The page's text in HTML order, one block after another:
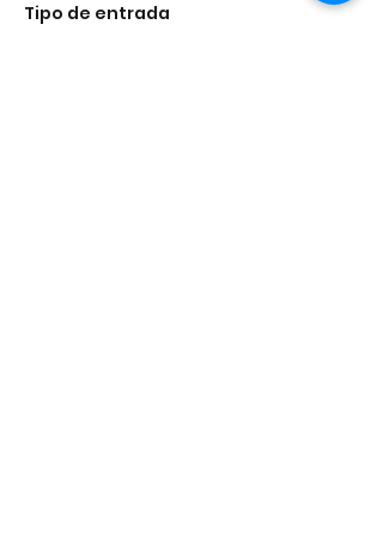
Tipo de entrada